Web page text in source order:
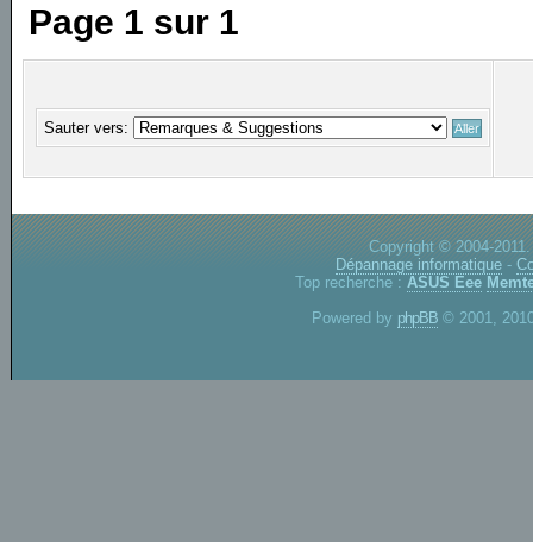
Page 1 sur 1
Sauter vers:
Copyright © 2004-
Dépannage informatique -
Top recherche : ASUS Eee
Powered by phpBB © 2001,